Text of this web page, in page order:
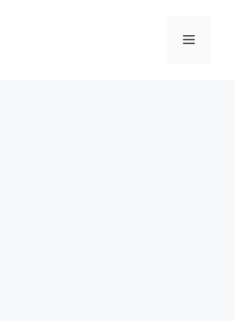
메